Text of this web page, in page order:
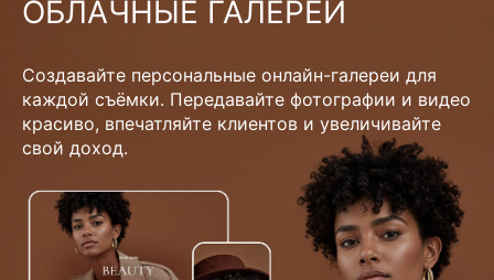
ОБЛАЧНЫЕ ГАЛЕРЕИ
Создавайте персональные онлайн-галереи для
каждой съёмки. Передавайте фотографии и видео
красиво, впечатляйте клиентов и увеличивайте
свой доход.